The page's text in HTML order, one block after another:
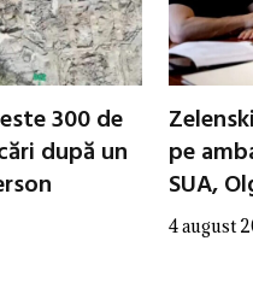
300 de
după un
pe
SUA,
4 august